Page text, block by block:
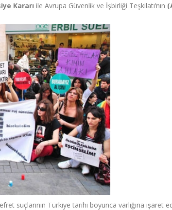
Kararı ile Avrupa Güvenlik ve İşbirliği Teşkilatı’nın
suçlarının Türkiye tarihi boyunca varlığına işaret